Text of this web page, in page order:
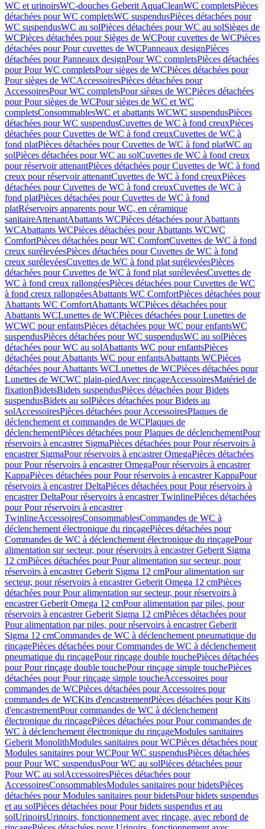
WC et urinoirsWC-douches Geberit AquaCleanWC completsPièces
détachées pour WC completsWC suspendusPièces détachées pour
WC suspendusWC au solPièces détachées pour WC au solSièges de
WCPièces détachées pour Sièges de WCPour cuvettes de WCPièces
détachées pour Pour cuvettes de WCPanneaux designPièces
détachées pour Panneaux designPour WC completsPièces détachées
pour Pour WC completsPour sièges de WCPièces détachées pour
Pour sièges de WCAccessoiresPièces détachées pour
AccessoiresPour WC completsPour sièges de WCPièces détachées
pour Pour sièges de WCPour sièges de WC et WC
completsConsommablesWC et abattants WCWC suspendusPièces
détachées pour WC suspendusCuvettes de WC à fond creuxPièces
détachées pour Cuvettes de WC à fond creuxCuvettes de WC à
fond platPièces détachées pour Cuvettes de WC à fond platWC au
solPièces détachées pour WC au solCuvettes de WC à fond creux
pour réservoir attenantPièces détachées pour Cuvettes de WC à fond
creux pour réservoir attenantCuvettes de WC à fond creuxPièces
détachées pour Cuvettes de WC à fond creuxCuvettes de WC à
fond platPièces détachées pour Cuvettes de WC à fond
platRéservoirs apparents pour WC, en céramique
sanitaireAttenantAbattants WCPièces détachées pour Abattants
WCAbattants WCPièces détachées pour Abattants WCWC
ComfortPièces détachées pour WC ComfortCuvettes de WC à fond
creux surélevéesPièces détachées pour Cuvettes de WC à fond
creux surélevéesCuvettes de WC à fond plat surélevéesPièces
détachées pour Cuvettes de WC à fond plat surélevéesCuvettes de
WC à fond creux rallongéesPièces détachées pour Cuvettes de WC
à fond creux rallongéesAbattants WC ComfortPièces détachées pour
Abattants WC ComfortAbattants WCPièces détachées pour
Abattants WCLunettes de WCPièces détachées pour Lunettes de
WCWC pour enfantsPièces détachées pour WC pour enfantsWC
suspendusPièces détachées pour WC suspendusWC au solPièces
détachées pour WC au solAbattants WC pour enfantsPièces
détachées pour Abattants WC pour enfantsAbattants WCPièces
détachées pour Abattants WCLunettes de WCPièces détachées pour
Lunettes de WCWC plain-piedAvec rinçageAccessoiresMatériel de
fixationBidetsBidets suspendusPièces détachées pour Bidets
suspendusBidets au solPièces détachées pour Bidets au
solAccessoiresPièces détachées pour AccessoiresPlaques de
déclenchement et commandes de WCPlaques de
déclenchementPièces détachées pour Plaques de déclenchementPour
réservoirs à encastrer SigmaPièces détachées pour Pour réservoirs à
encastrer SigmaPour réservoirs à encastrer OmegaPièces détachées
pour Pour réservoirs à encastrer OmegaPour réservoirs à encastrer
KappaPièces détachées pour Pour réservoirs à encastrer KappaPour
réservoirs à encastrer DeltaPièces détachées pour Pour réservoirs à
encastrer DeltaPour réservoirs à encastrer TwinlinePièces détachées
pour Pour réservoirs à encastrer
TwinlineAccessoiresConsommablesCommandes de WC à
déclenchement électronique du rinçagePièces détachées pour
Commandes de WC à déclenchement électronique du rinçagePour
alimentation sur secteur, pour réservoirs à encastrer Geberit Sigma
12 cmPièces détachées pour Pour alimentation sur secteur, pour
réservoirs à encastrer Geberit Sigma 12 cmPour alimentation sur
secteur, pour réservoirs à encastrer Geberit Omega 12 cmPièces
détachées pour Pour alimentation sur secteur, pour réservoirs à
encastrer Geberit Omega 12 cmPour alimentation par piles, pour
réservoirs à encastrer Geberit Sigma 12 cmPièces détachées pour
Pour alimentation par piles, pour réservoirs à encastrer Geberit
Sigma 12 cmCommandes de WC à déclenchement pneumatique du
rinçagePièces détachées pour Commandes de WC à déclenchement
pneumatique du rinçagePour rinçage double touchePièces détachées
pour Pour rinçage double touchePour rinçage simple touchePièces
détachées pour Pour rinçage simple toucheAccessoires pour
commandes de WCPièces détachées pour Accessoires pour
commandes de WCKits d'encastrementPièces détachées pour Kits
d'encastrementPour commandes de WC à déclenchement
électronique du rinçagePièces détachées pour Pour commandes de
WC à déclenchement électronique du rinçageModules sanitaires
Geberit MonolithModules sanitaires pour WCPièces détachées pour
Modules sanitaires pour WCPour WC suspendusPièces détachées
pour Pour WC suspendusPour WC au solPièces détachées pour
Pour WC au solAccessoiresPièces détachées pour
AccessoiresConsommablesModules sanitaires pour bidetsPièces
détachées pour Modules sanitaires pour bidetsPour bidets suspendus
et au solPièces détachées pour Pour bidets suspendus et au
solUrinoirsUrinoirs, fonctionnement avec rinçage, avec rebord de